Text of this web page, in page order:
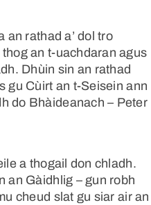
an rathad a’ dol tro
an t-uachdaran agus
Dhùin sin an rathad
gu Cùirt an t-Seisein ann
do Bhàideanach – Peter
a thogail don chladh.
an Gàidhlig – gun robh
cheud slat gu siar air an